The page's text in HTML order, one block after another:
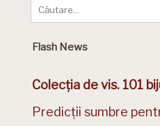
Flash News
Colecția de vis. 101
Predicții sumbre